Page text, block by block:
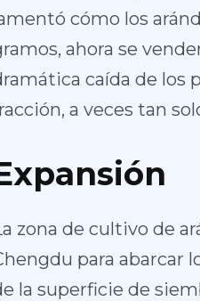
cómo los
ahora se
caída de los
a veces tan
zona de cultivo de
para abarcar
la superficie de